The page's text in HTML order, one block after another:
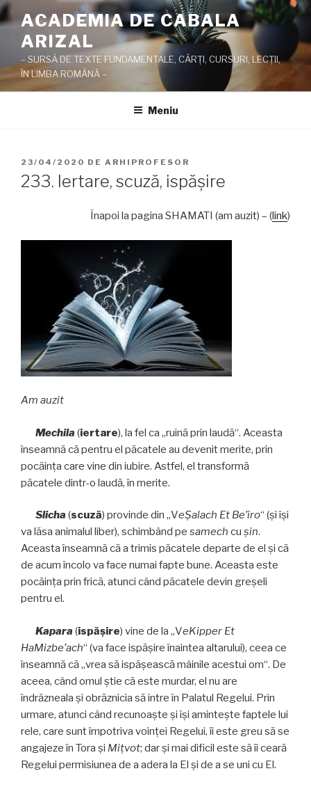
Sari
la
conținut
ACADEMIA DE CABALA
ARIZAL
– SURSĂ DE TEXTE FUNDAMENTALE, CĂRŢI, CURSURI, LECŢII,
ÎN LIMBA ROMÂNĂ –
Meniu
PUBLICAT
PE
23/04/2020 DE ARHIPROFESOR
233. Iertare, scuză, ispăşire
Înapoi la pagina SHAMATI (am auzit) – (link)
Am auzit
Mechila (iertare), la fel ca „ruină prin laudă“. Aceasta
înseamnă că pentru el păcatele au devenit merite, prin
pocăinţa care vine din iubire. Astfel, el transformă
păcatele dintr-o laudă, în merite.
Slicha (scuză) provinde din „VeŞalach Et Be’iro“ (şi îşi
va lăsa animalul liber), schimbând pe samech cu şin.
Aceasta înseamnă că a trimis păcatele departe de el şi că
de acum încolo va face numai fapte bune. Aceasta este
pocăinţa prin frică, atunci când păcatele devin greşeli
pentru el.
Kapara (ispăşire) vine de la „VeKipper Et
HaMizbe’ach“ (va face ispăşire înaintea altarului), ceea ce
înseamnă că „vrea să ispăşească mâinile acestui om“. De
aceea, când omul ştie că este murdar, el nu are
îndrăzneala şi obrăznicia să intre în Palatul Regelui. Prin
urmare, atunci când recunoaşte şi îşi aminteşte faptele lui
rele, care sunt împotriva voinţei Regelui, îi este greu să se
angajeze în Tora şi Mițvot; dar şi mai dificil este să îi ceară
Regelui permisiunea de a adera la El şi de a se uni cu El.